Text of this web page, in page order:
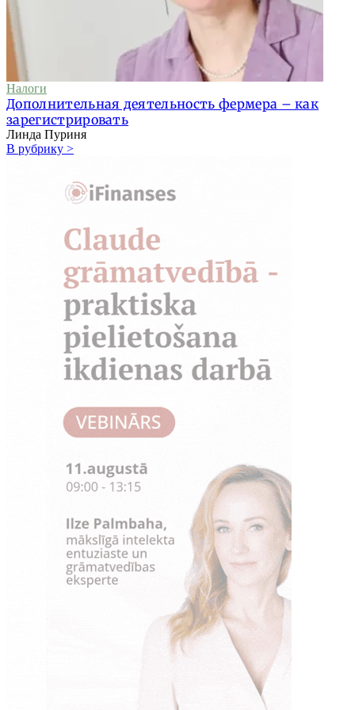
Налоги
Дополнительная деятельность фермера – как
зарегистрировать
Линда Пуриня
В рубрику >